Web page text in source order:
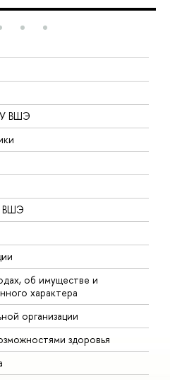
ВШЭ
ВШЭ
об имуществе и
характера
организации
здоровья